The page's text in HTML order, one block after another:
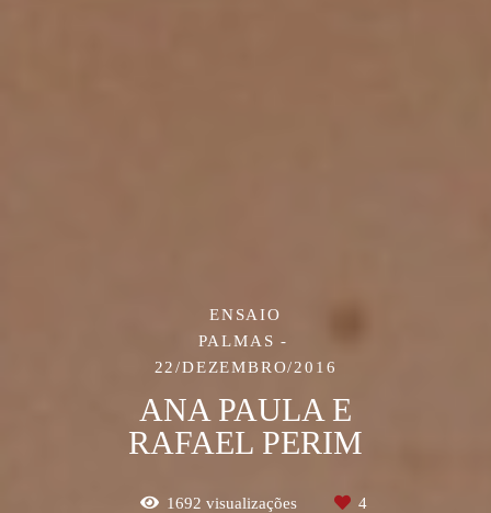
ENSAIO
PALMAS
22/DEZEMBRO/2016
ANA PAULA E
RAFAEL PERIM
1692 visualizações
4